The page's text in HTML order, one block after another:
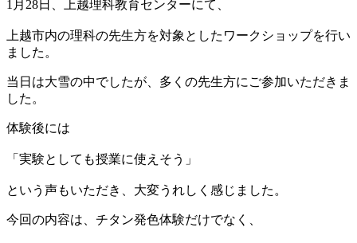
1月28日、上越理科教育センターにて、
上越市内の理科の先生方を対象としたワークショップを行い
ました。
当日は大雪の中でしたが、多くの先生方にご参加いただきま
した。
体験後には
「実験としても授業に使えそう」
という声もいただき、大変うれしく感じました。
今回の内容は、チタン発色体験だけでなく、